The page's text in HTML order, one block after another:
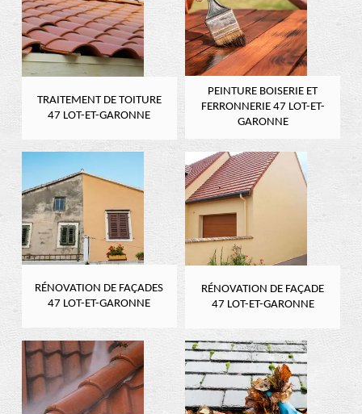
TRAITEMENT DE TOITURE
47 LOT-ET-GARONNE
PEINTURE BOISERIE ET
FERRONNERIE 47 LOT-ET-
GARONNE
RÉNOVATION DE FAÇADES
47 LOT-ET-GARONNE
RÉNOVATION DE FAÇADE
47 LOT-ET-GARONNE